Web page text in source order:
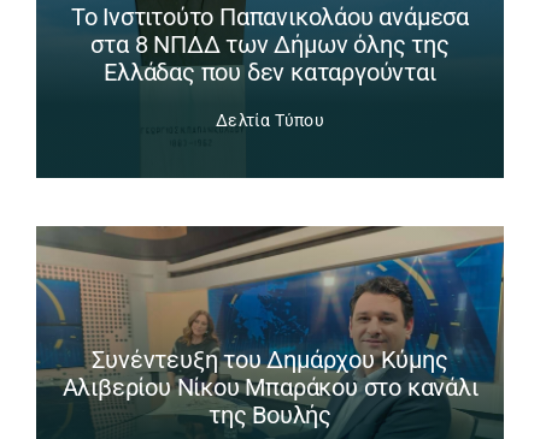
Το Ινστιτούτο Παπανικολάου ανάμεσα
στα 8 ΝΠΔΔ των Δήμων όλης της
Ελλάδας που δεν καταργούνται
Δελτία Τύπου
Συνέντευξη του Δημάρχου Κύμης
Αλιβερίου Νίκου Μπαράκου στο κανάλι
της Βουλής